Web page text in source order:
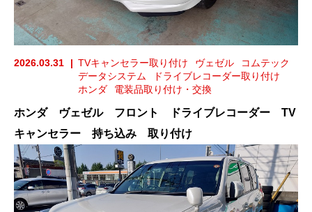
2026.03.31 TVキャンセラー取り付け ヴェゼル
コムテック
データシステム
ドライブレコーダー取り付け
ホンダ
電装品取り付け・交換
ホンダ ヴェゼル フロント ドライブレコーダー TV
キャンセラー 持ち込み 取り付け